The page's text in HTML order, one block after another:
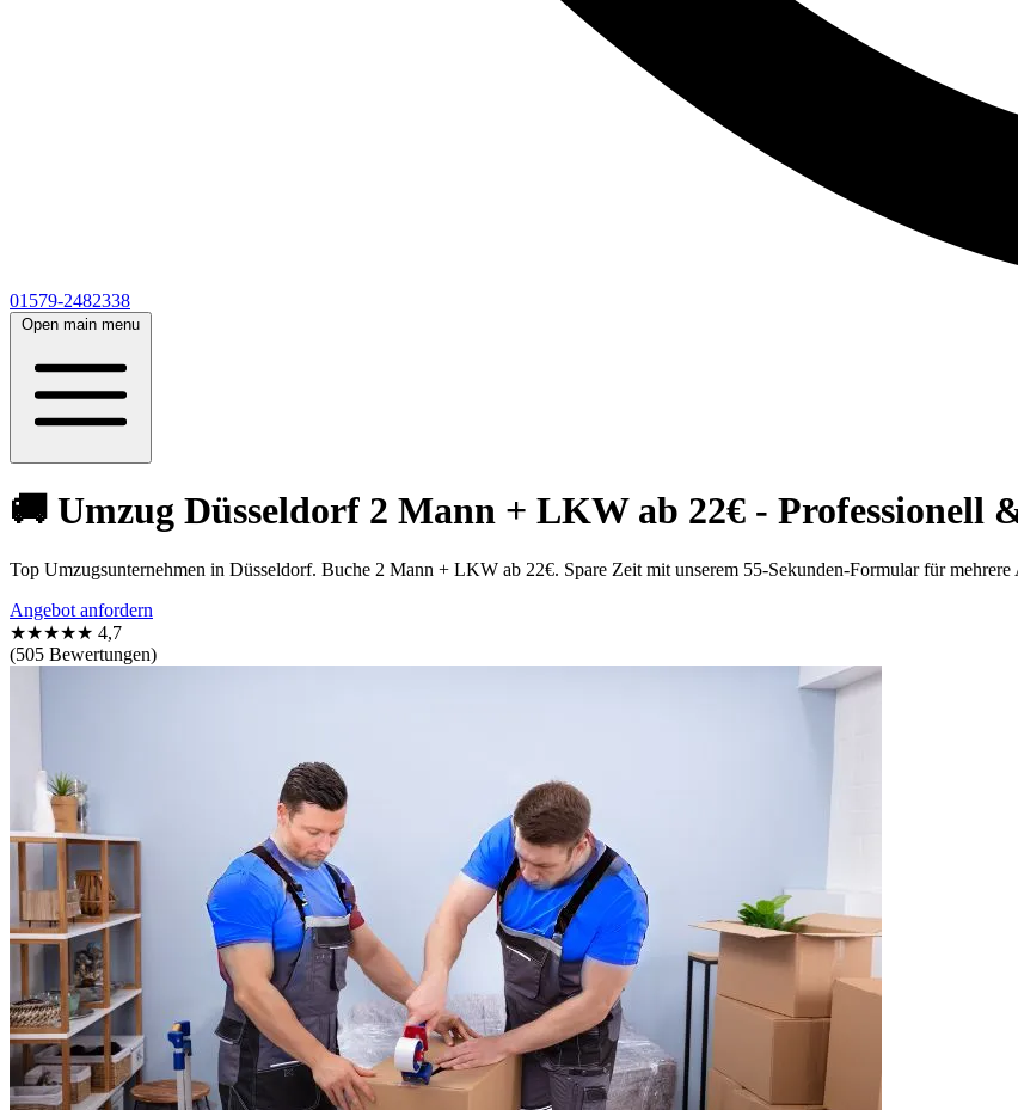
01579-2482338
Open main menu
🚚 Umzug Düsseldorf 2 Mann + LKW ab 22€ - Professionell
Top Umzugsunternehmen in Düsseldorf. Buche 2 Mann + LKW ab 22€. Spare Zeit mit unserem 55-Sekunden-Formular für mehrere
Angebot anfordern
★★★★★ 4,7
(505 Bewertungen)